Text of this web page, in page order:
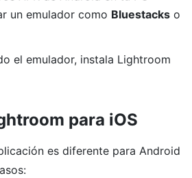
un emulador como Bluestacks o
el emulador, instala Lightroom
para iOS
es diferente para Android